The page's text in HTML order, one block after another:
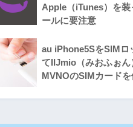
Apple（iTunes）を装
ールに要注意
au iPhone5SをSIMロ
てIIJmio（みおふぉん
MVNOのSIMカード